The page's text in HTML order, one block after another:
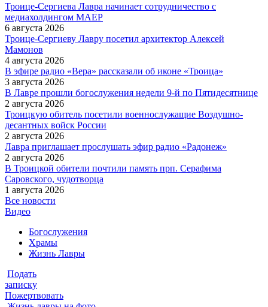
Троице-Сергиева Лавра начинает сотрудничество с
медиахолдингом МАЕР
6 августа 2026
Троице-Сергиеву Лавру посетил архитектор Алексей
Мамонов
4 августа 2026
В эфире радио «Вера» рассказали об иконе «Троица»
3 августа 2026
В Лавре прошли богослужения недели 9-й по Пятидесятнице
2 августа 2026
Троицкую обитель посетили военнослужащие Воздушно-
десантных войск России
2 августа 2026
Лавра приглашает прослушать эфир радио «Радонеж»
2 августа 2026
В Троицкой обители почтили память прп. Серафима
Саровского, чудотворца
1 августа 2026
Все новости
Видео
Богослужения
Храмы
Жизнь Лавры
Подать
записку
Пожертвовать